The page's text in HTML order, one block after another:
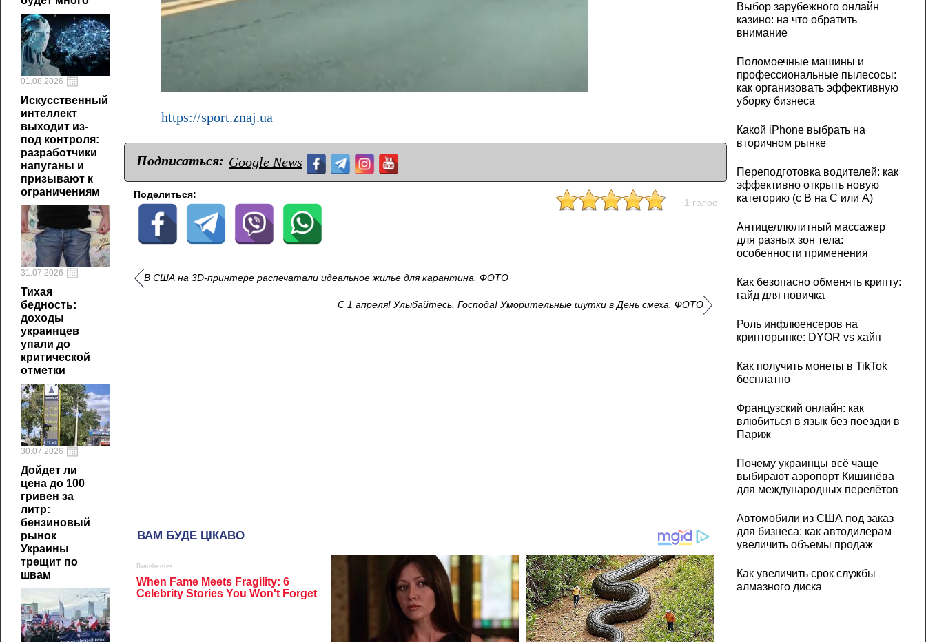
01.08.2026
Искусственный
интеллект
выходит из-
под контроля:
разработчики
напуганы и
призывают к
ограничениям
31.07.2026
Тихая
бедность:
доходы
украинцев
упали до
критической
отметки
30.07.2026
Дойдет ли
цена до 100
гривен за
литр:
бензиновый
рынок
Украины
трещит по
швам
https://sport.znaj.ua
Подписаться: Google News
Поделиться:
1 голос
В США на 3D-принтере распечатали идеальное жилье для карантина. ФОТО
С 1 апреля! Улыбайтесь, Господа! Уморительные шутки в День смеха. ФОТО
Выбор зарубежного онлайн
казино: на что обратить
внимание
Поломоечные машины и
профессиональные пылесосы:
как организовать эффективную
уборку бизнеса
Какой iPhone выбрать на
вторичном рынке
Переподготовка водителей: как
эффективно открыть новую
категорию (с B на C или А)
Антицеллюлитный массажер
для разных зон тела:
особенности применения
Как безопасно обменять крипту:
гайд для новичка
Роль инфлюенсеров на
крипторынке: DYOR vs хайп
Как получить монеты в TikTok
бесплатно
Французский онлайн: как
влюбиться в язык без поездки в
Париж
Почему украинцы всё чаще
выбирают аэропорт Кишинёва
для международных перелётов
Автомобили из США под заказ
для бизнеса: как автодилерам
увеличить объемы продаж
Как увеличить срок службы
алмазного диска